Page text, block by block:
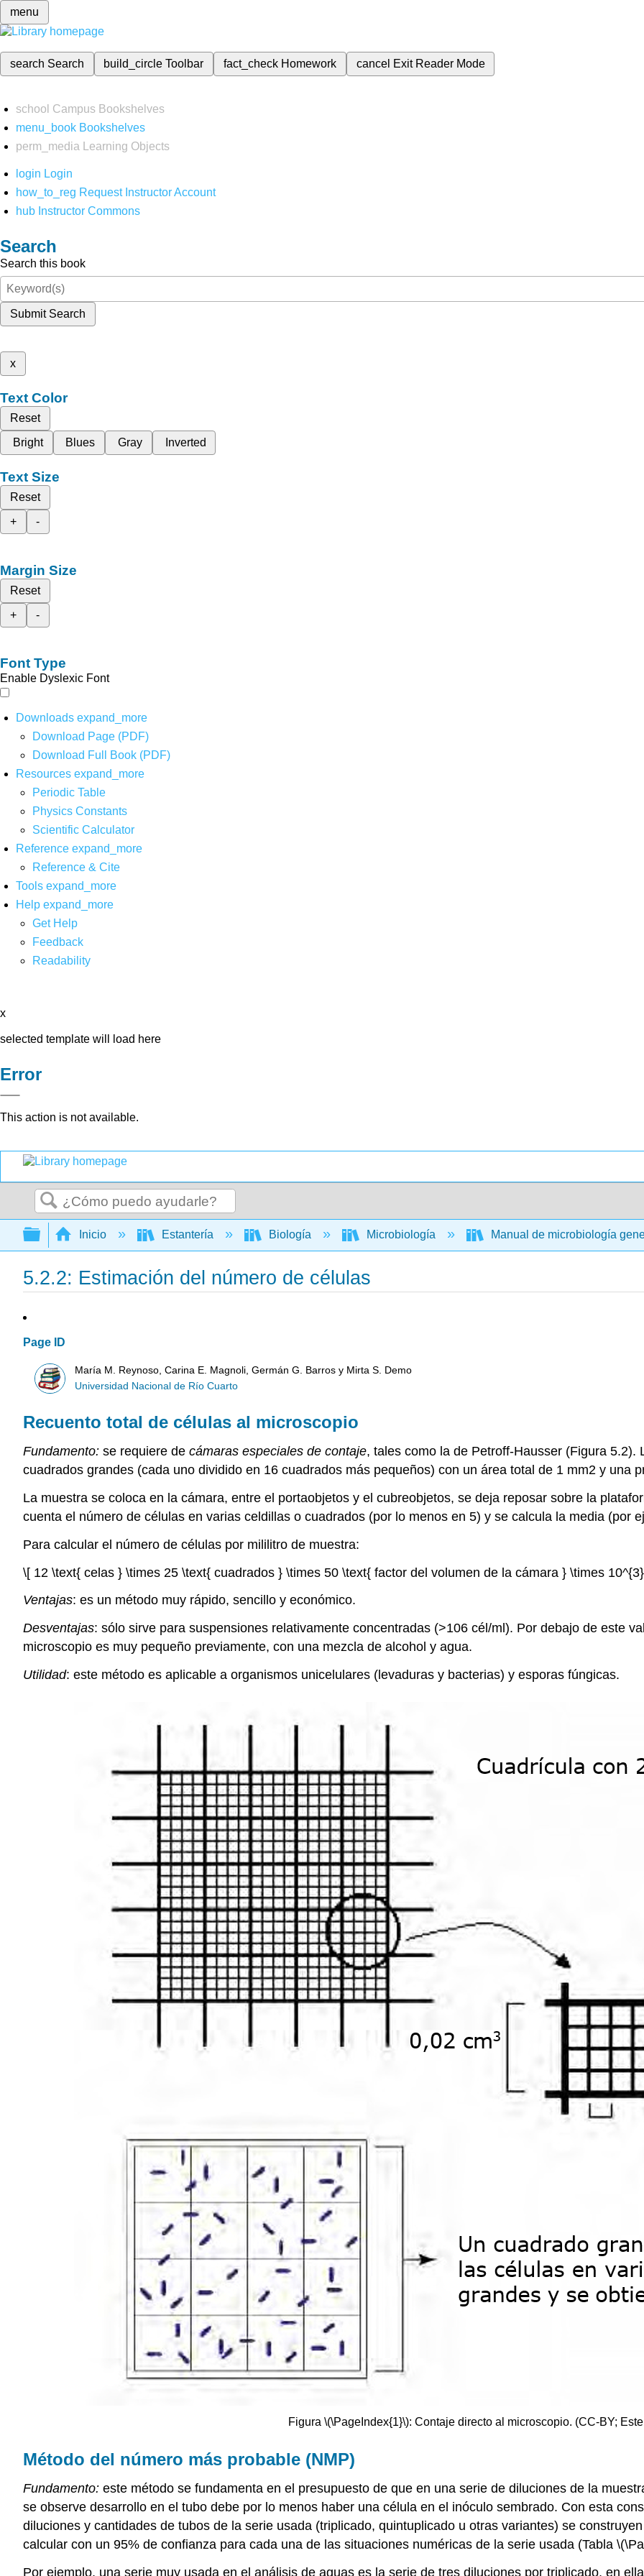
menu
search Search build_circleToolbar fact_check Homework cancel Exit Reader Mode
school Campus Bookshelves
menu_book Bookshelves
perm_media
Learning Objects
login Login
how_to_reg Request Instructor Account
hub Instructor Commons
Search
Search this book
Submit Search
x
Text Color
Reset
Bright
Blues Gray Inverted
Text Size
Reset
+
-
Margin Size
Reset
+
-
Font Type
Enable Dyslexic Font
Downloads expand_more
Download Page (PDF)
Download Full Book (PDF)
Resources expand_more
Periodic Table
Physics Constants
Scientific Calculator
Reference expand_more
Reference & Cite
Tools expand_more
Help expand_more
Get Help
Feedback
Readability
x
selected template will load here
Error
This action is not available.
Buscar
Expandir/contraer jerarquía global
Inicio Estantería Biología Microbiología Manual de microbiología
5.2.2: Estimación del número de células
Page ID
María M. Reynoso, Carina E. Magnoli, Germán G. Barros y Mirta S. Demo
Universidad Nacional de Río Cuarto
Recuento total de células al microscopio
Fundamento: se requiere de cámaras especiales de contaje, tales como la de Petroff-Hausser (Figura 5.2).
cuadrados grandes (cada uno dividido en 16 cuadrados más pequeños) con un área total de 1 mm2 y una
La muestra se coloca en la cámara, entre el portaobjetos y el cubreobjetos, se deja reposar sobre la
cuenta el número de células en varias celdillas o cuadrados (por lo menos en 5) y se calcula la media (por
Para calcular el número de células por mililitro de muestra:
\[ 12 \text{ celas } \times 25 \text{ cuadrados } \times 50 \text{ factor del volumen de la cámara } \times
Ventajas: es un método muy rápido, sencillo y económico.
Desventajas: sólo sirve para suspensiones relativamente concentradas (>106 cél/ml). Por debajo de este
microscopio es muy pequeño previamente, con una mezcla de alcohol y agua.
Utilidad: este método es aplicable a organismos unicelulares (levaduras y bacterias) y esporas fúngicas.
Figura \(\PageIndex{1}\): Contaje directo al microscopio. (CC-BY;
Método del número más probable (NMP)
Fundamento: este método se fundamenta en el presupuesto de que en una serie de diluciones de la
se observe desarrollo en el tubo debe por lo menos haber una célula en el inóculo sembrado. Con esta
diluciones y cantidades de tubos de la serie usada (triplicado, quintuplicado u otras variantes) se
calcular con un 95% de confianza para cada una de las situaciones numéricas de la serie usada (Tabla
Por ejemplo, una serie muy usada en el análisis de aguas es la serie de tres diluciones por triplicado, en